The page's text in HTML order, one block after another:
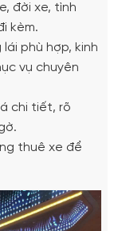
đời xe, tình
kèm.
phù hợp, kinh
vụ chuyên
chi tiết, rõ
thuê xe để